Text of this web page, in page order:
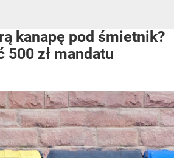
kanapę pod śmietnik?
500 zł mandatu